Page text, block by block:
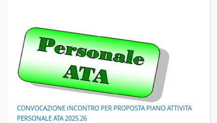
CONVOCAZIONE INCONTRO PER PROPOSTA PIANO ATTIVITA
PERSONALE ATA 2025.26